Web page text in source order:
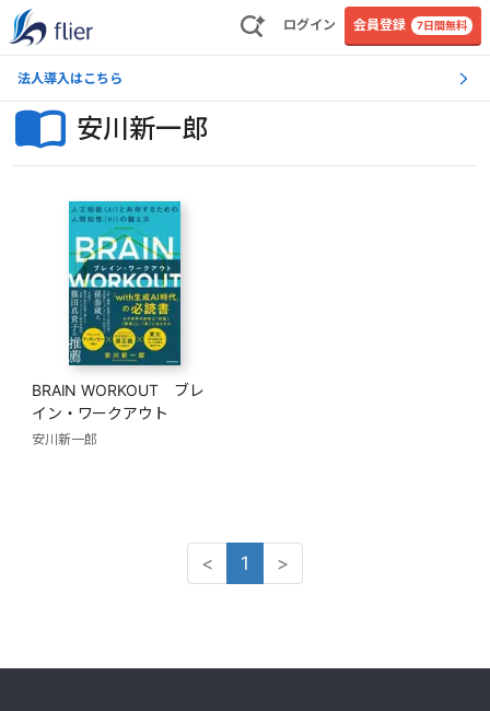
ログイン 会員登録 7日間無料
法人導入はこちら
安川新一郎
BRAIN WORKOUT ブレ
イン・ワークアウト
安川新一郎
< 1 >